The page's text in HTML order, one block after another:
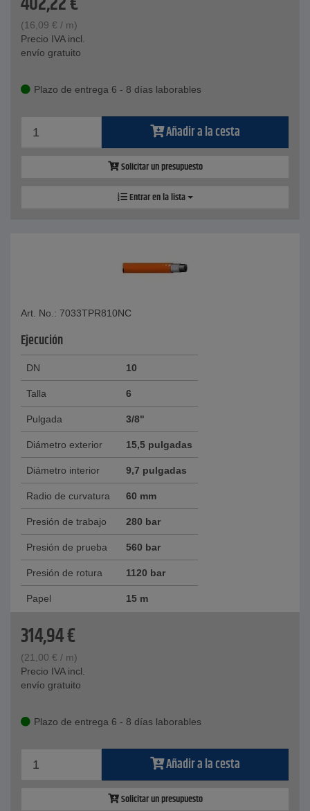
(16,09 € / m)
Precio IVA incl.
envío gratuito
Plazo de entrega 6 - 8 días laborables
Añadir a la cesta
Solicitar un presupuesto
Entrar en la lista
Art. No.: 7033TPR810NC
Ejecución
DN 10
Talla 6
Pulgada 3/8"
Diámetro exterior 15,5 pulgadas
Diámetro interior 9,7 pulgadas
Radio de curvatura 60 mm
Presión de trabajo 280 bar
Presión de prueba 560 bar
Presión de rotura 1120 bar
Papel 15 m
314,94€
(21,00 € / m)
Precio IVA incl.
envío gratuito
Plazo de entrega 6 - 8 días laborables
Añadir a la cesta
Solicitar un presupuesto